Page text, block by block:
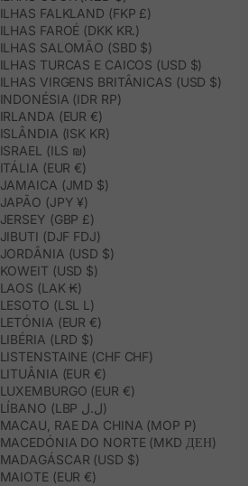
ILHAS FALKLAND (FKP £)
ILHAS FAROÉ (DKK KR.)
ILHAS SALOMÃO (SBD $)
ILHAS TURCAS E CAICOS (USD $)
ILHAS VIRGENS BRITÂNICAS (USD $)
INDONÉSIA (IDR RP)
IRLANDA (EUR €)
ISLÂNDIA (ISK KR)
ISRAEL (ILS ₪)
ITÁLIA (EUR €)
JAMAICA (JMD $)
JAPÃO (JPY ¥)
JERSEY (GBP £)
JIBUTI (DJF FDJ)
JORDÂNIA (USD $)
KOWEIT (USD $)
LAOS (LAK ₭)
LESOTO (LSL L)
LETÓNIA (EUR €)
LIBÉRIA (LRD $)
LISTENSTAINE (CHF CHF)
LITUÂNIA (EUR €)
LUXEMBURGO (EUR €)
LÍBANO (LBP ل.ل)
MACAU, RAE DA CHINA (MOP P)
MACEDÓNIA DO NORTE (MKD ДЕН)
MADAGÁSCAR (USD $)
MAIOTE (EUR €)